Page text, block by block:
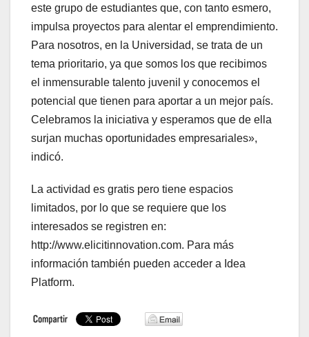
este grupo de estudiantes que, con tanto esmero,
impulsa proyectos para alentar el emprendimiento.
Para nosotros, en la Universidad, se trata de un
tema prioritario, ya que somos los que recibimos
el inmensurable talento juvenil y conocemos el
potencial que tienen para aportar a un mejor país.
Celebramos la iniciativa y esperamos que de ella
surjan muchas oportunidades empresariales»,
indicó.
La actividad es gratis pero tiene espacios
limitados, por lo que se requiere que los
interesados se registren en:
http://www.elicitinnovation.com. Para más
información también pueden acceder a Idea
Platform.